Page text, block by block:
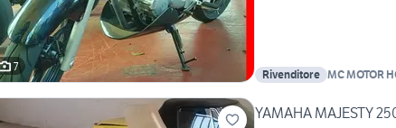
7
Rivenditore MC MOTOR
YAMAHA MAJESTY